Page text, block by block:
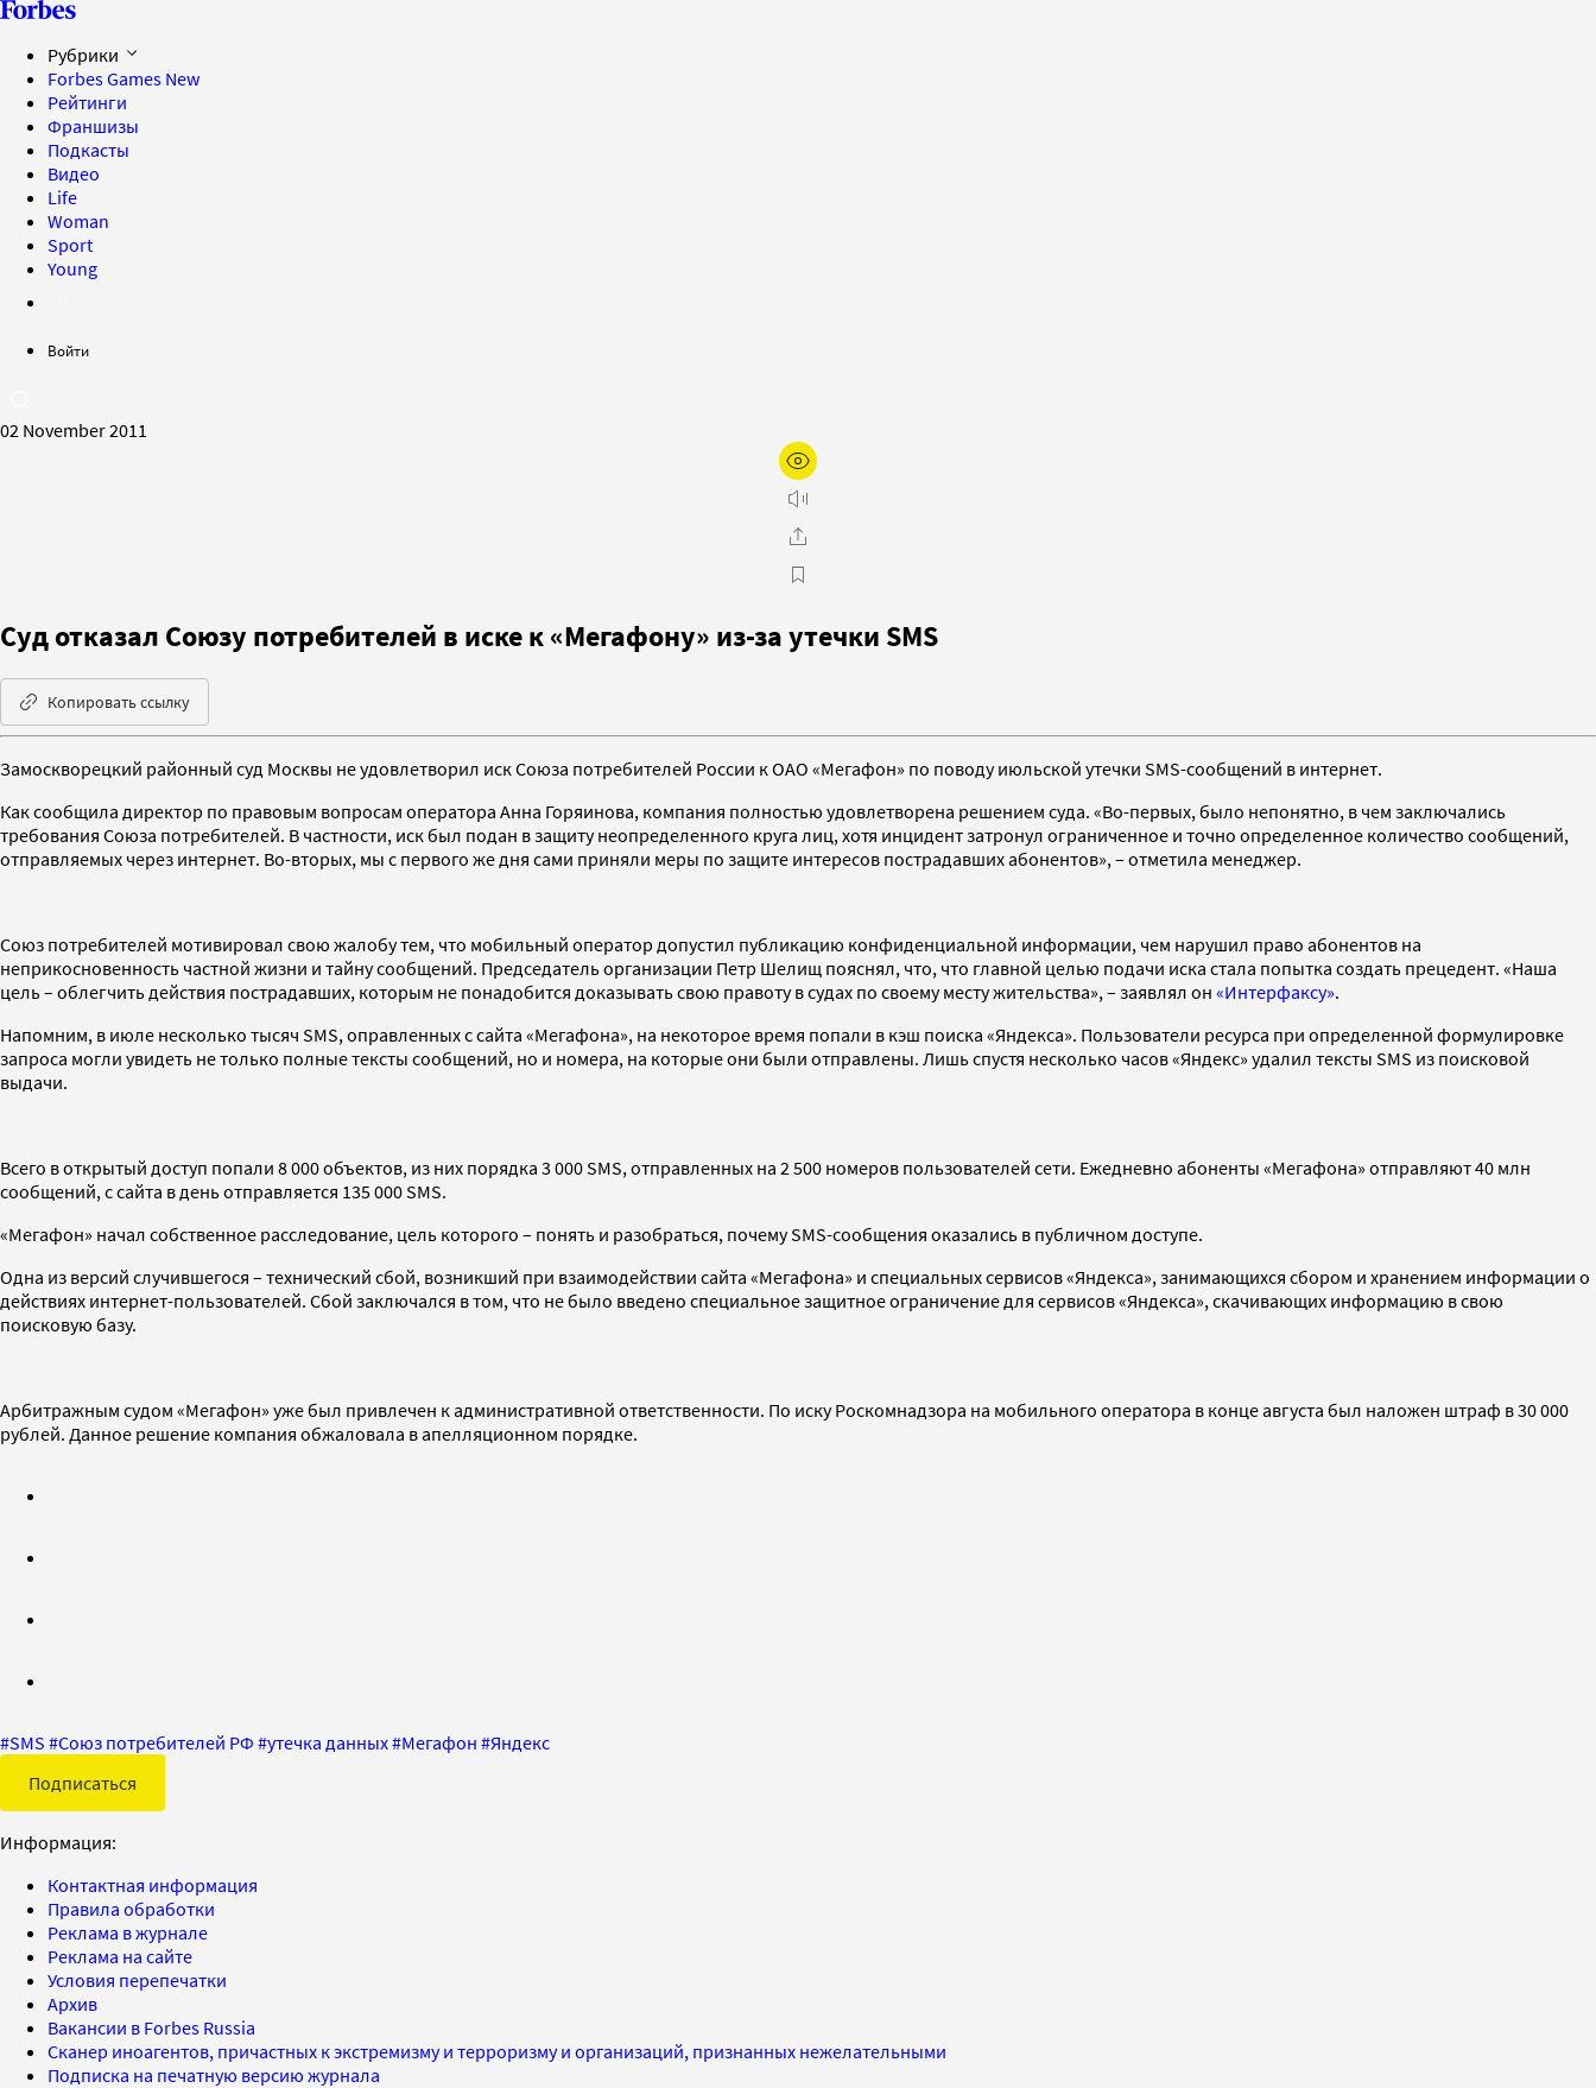
Рубрики
Forbes Games New
Рейтинги
Франшизы
Подкасты
Видео
Life
Woman
Sport
Young
Войти
02 November 2011
Суд отказал Союзу потребителей в иске к «Мегафону» из-за утечки SMS
Копировать ссылку
Замоскворецкий районный суд Москвы не удовлетворил иск Союза потребителей России к ОАО «Мегафон» по поводу июльской утечки SMS-сообщений в интернет.
Как сообщила директор по правовым вопросам оператора Анна Горяинова, компания полностью удовлетворена решением суда. «Во-первых, было непонятно, в чем заключались
требования Союза потребителей. В частности, иск был подан в защиту неопределенного круга лиц, хотя инцидент затронул ограниченное и точно определенное количество сообщений,
отправляемых через интернет. Во-вторых, мы с первого же дня сами приняли меры по защите интересов пострадавших абонентов», – отметила менеджер.
Союз потребителей мотивировал свою жалобу тем, что мобильный оператор допустил публикацию конфиденциальной информации, чем нарушил право абонентов на
неприкосновенность частной жизни и тайну сообщений. Председатель организации Петр Шелищ пояснял, что, что главной целью подачи иска стала попытка создать прецедент. «Наша
цель – облегчить действия пострадавших, которым не понадобится доказывать свою правоту в судах по своему месту жительства», – заявлял он «Интерфаксу».
Напомним, в июле несколько тысяч SMS, оправленных с сайта «Мегафона», на некоторое время попали в кэш поиска «Яндекса». Пользователи ресурса при определенной формулировке
запроса могли увидеть не только полные тексты сообщений, но и номера, на которые они были отправлены. Лишь спустя несколько часов «Яндекс» удалил тексты SMS из поисковой
выдачи.
Всего в открытый доступ попали 8 000 объектов, из них порядка 3 000 SMS, отправленных на 2 500 номеров пользователей сети. Ежедневно абоненты «Мегафона» отправляют 40 млн
сообщений, с сайта в день отправляется 135 000 SMS.
«Мегафон» начал собственное расследование, цель которого – понять и разобраться, почему SMS-сообщения оказались в публичном доступе.
Одна из версий случившегося – технический сбой, возникший при взаимодействии сайта «Мегафона» и специальных сервисов «Яндекса», занимающихся сбором и хранением информации о
действиях интернет-пользователей. Сбой заключался в том, что не было введено специальное защитное ограничение для сервисов «Яндекса», скачивающих информацию в свою
поисковую базу.
Арбитражным судом «Мегафон» уже был привлечен к административной ответственности. По иску Роскомнадзора на мобильного оператора в конце августа был наложен штраф в 30 000
рублей. Данное решение компания обжаловала в апелляционном порядке.
#SMS #Союз потребителей РФ #утечка данных#Мегафон #Яндекс
Подписаться
Информация:
Контактная информация
Правила обработки
Реклама в журнале
Реклама на сайте
Условия перепечатки
Архив
Вакансии в Forbes Russia
Сканер иноагентов, причастных к экстремизму и терроризму и организаций, признанных нежелательными
Подписка на печатную версию журнала